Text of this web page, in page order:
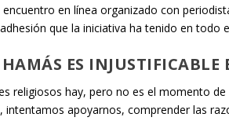
en línea organizado con
que la iniciativa ha tenido en todo
ES INJUSTIFICABLE
religiosos hay, pero no es el momento
intentamos apoyarnos, comprender las